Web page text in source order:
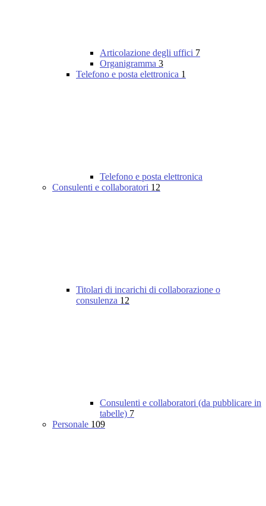
Articolazione degli uffici 7
Organigramma 3
Telefono e posta elettronica 1
Telefono e posta elettronica
Consulenti e collaboratori 12
Titolari di incarichi di collaborazione o
consulenza 12
Consulenti e collaboratori (da pubblicare in
tabelle) 7
Personale 109